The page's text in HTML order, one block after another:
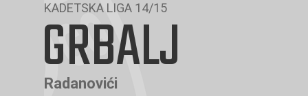
KADETSKA LIGA 14/15
GRBALJ
Radanovići